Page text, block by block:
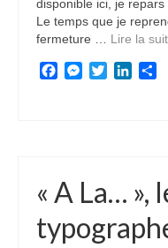
MICRO-
Les Mains Noires
VALIDATION
PANIER
disponible ici, je
Le temps que je
fermeture … Lire la
Facebook
Messenger
Twitter
« A La… »,